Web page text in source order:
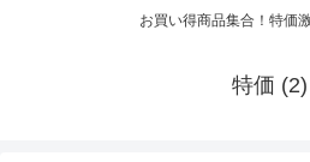
お買い得商品集合！特価
特価 (2)